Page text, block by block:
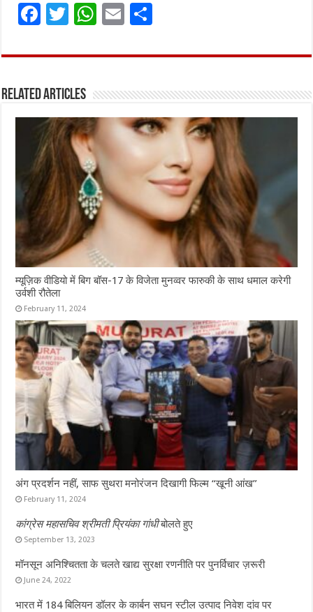
F
ce
o
o
k
T
it
r
W
at
A
p
p
E
ai ar
Related Articles
म्यूज़िक वीडियो में बिग बॉस-17 के विजेता मुनव्वर फारुकी के साथ धमाल करेगी
उर्वशी रौतेला
February 11, 2024
अंग प्रदर्शन नहीं, साफ सुथरा मनोरंजन दिखागी फिल्म “खूनी आंख”
February 11, 2024
कांग्रेस महासचिव श्रीमती प्रियंका गांधीबोलते हुए
September 13, 2023
मॉनसून अनिश्चितता के चलते खाद्य सुरक्षा रणनीति पर पुनर्विचार ज़रूरी
June 24, 2022
भारत में 184 बिलियन डॉलर के कार्बन सघन स्टील उत्पाद निवेश दांव पर